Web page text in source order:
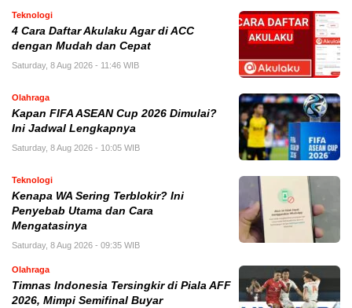
Teknologi
4 Cara Daftar Akulaku Agar di ACC
dengan Mudah dan Cepat
Saturday, 8 Aug 2026 - 11:46 WIB
Olahraga
Kapan FIFA ASEAN Cup 2026 Dimulai?
Ini Jadwal Lengkapnya
Saturday, 8 Aug 2026 - 10:05 WIB
Teknologi
Kenapa WA Sering Terblokir? Ini
Penyebab Utama dan Cara
Mengatasinya
Saturday, 8 Aug 2026 - 09:35 WIB
Olahraga
Timnas Indonesia Tersingkir di Piala AFF
2026, Mimpi Semifinal Buyar